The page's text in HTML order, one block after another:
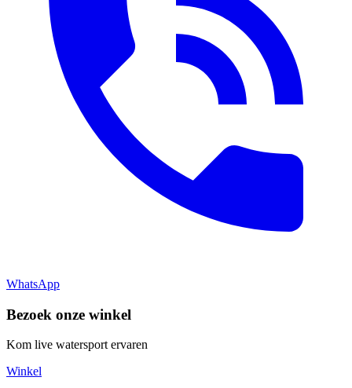
WhatsApp
Bezoek onze winkel
Kom live watersport ervaren
Winkel